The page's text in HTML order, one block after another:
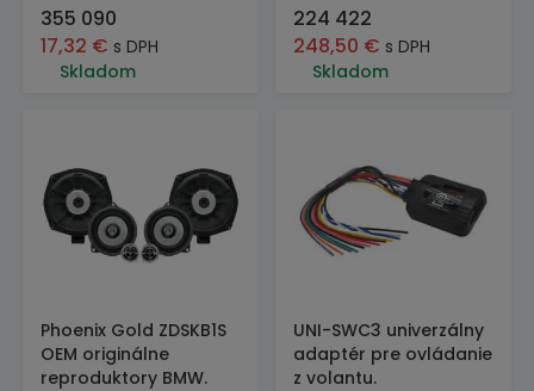
355 090
17,32 € s DPH
Skladom
224 422
248,50 € s DPH
Skladom
Phoenix Gold ZDSKB1S
OEM originálne
reproduktory BMW.
UNI-SWC3 univerzálny
adaptér pre ovládanie
z volantu.